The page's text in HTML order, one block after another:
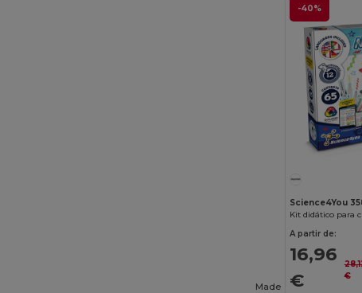
-40%
Science4You
Kit didático para
A partir de:
16,96
€
€
Made